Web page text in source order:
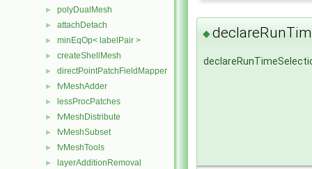
► polyDualMesh
► attachDetach
► minEqOp< labelPair >
► createShellMesh
► directPointPatchFieldMapper
► fvMeshAdder
► lessProcPatches
► fvMeshDistribute
► fvMeshSubset
► fvMeshTools
► layerAdditionRemoval
◆